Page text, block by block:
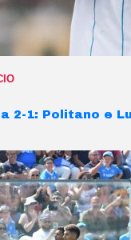
2-1: Politano e